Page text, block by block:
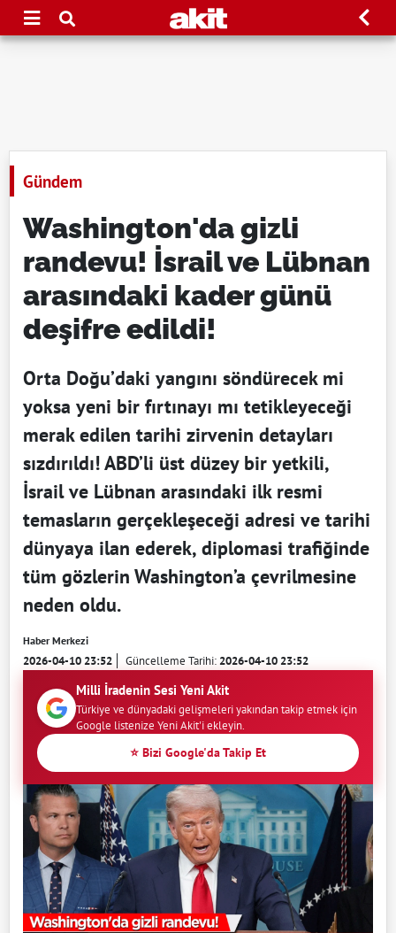
Gündem
Washington'da gizli
randevu! İsrail ve Lübnan
arasındaki kader günü
deşifre edildi!
Orta Doğu’daki yangını söndürecek mi
yoksa yeni bir fırtınayı mı tetikleyeceği
merak edilen tarihi zirvenin detayları
sızdırıldı! ABD’li üst düzey bir yetkili,
İsrail ve Lübnan arasındaki ilk resmi
temasların gerçekleşeceği adresi ve tarihi
dünyaya ilan ederek, diplomasi trafiğinde
tüm gözlerin Washington’a çevrilmesine
neden oldu.
Haber Merkezi
2026-04-10 23:52 Güncelleme Tarihi:2026-04-10 23:52
Milli İradenin Sesi Yeni Akit
Türkiye ve dünyadaki gelişmeleri yakından takip etmek için
Google listenize Yeni Akit'i ekleyin.
⭐ Bizi Google'da Takip Et